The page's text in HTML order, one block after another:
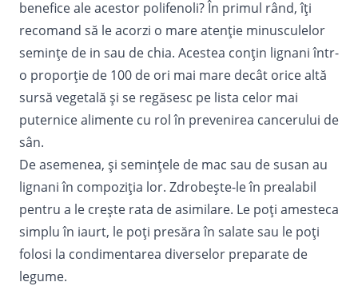
benefice ale acestor polifenoli? În primul rând, îți
recomand să le acorzi o mare atenție minusculelor
semințe de in sau de chia. Acestea conțin lignani într-
o proporție de 100 de ori mai mare decât orice altă
sursă vegetală și se regăsesc pe lista celor mai
puternice alimente cu rol în prevenirea cancerului de
sân.
De asemenea, și semințele de mac sau de susan au
lignani în compoziția lor. Zdrobește-le în prealabil
pentru a le crește rata de asimilare. Le poți amesteca
simplu în iaurt, le poți presăra în salate sau le poți
folosi la condimentarea diverselor preparate de
legume.